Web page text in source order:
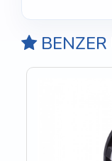
BENZER